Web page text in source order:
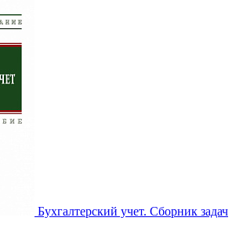
Бухгалтерский учет. Сборник задач